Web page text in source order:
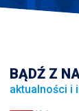
BĄDŹ Z
aktualności i